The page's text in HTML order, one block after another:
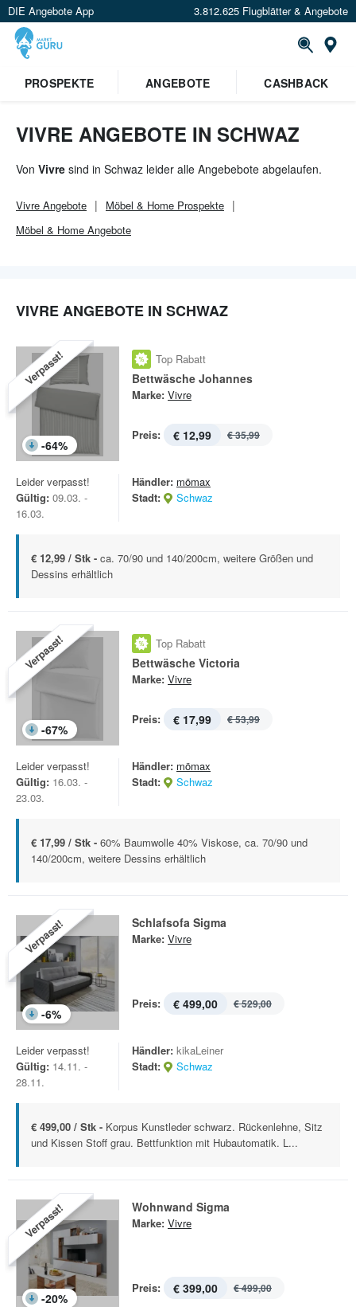
DIE Angebote App 3.812.625 Flugblätter & Angebote
PROSPEKTE
ANGEBOTE CASHBACK
VIVRE ANGEBOTE IN SCHWAZ
Von Vivre sind in Schwaz leider alle Angebebote abgelaufen.
Vivre Angebote Möbel & Home Prospekte
Möbel & Home Angebote
VIVRE ANGEBOTE IN SCHWAZ
Verpasst!
-64%
Top Rabatt
Bettwäsche Johannes
Marke: Vivre
Preis: € 12,99 € 35,99
Leider verpasst!
Gültig: 09.03. -
16.03.
Händler: mömax
Stadt:
Schwaz
€ 12,99 / Stk - ca. 70/90 und 140/200cm, weitere Größen und
Dessins erhältlich
Verpasst!
-67%
Top Rabatt
Bettwäsche Victoria
Marke: Vivre
Preis: € 17,99 € 53,99
Leider verpasst!
Gültig: 16.03. -
23.03.
Händler: mömax
Stadt:
Schwaz
€ 17,99 / Stk - 60% Baumwolle 40% Viskose, ca. 70/90 und
140/200cm, weitere Dessins erhältlich
Verpasst!
-6%
Schlafsofa Sigma
Marke: Vivre
Preis: € 499,00 € 529,00
Leider verpasst!
Gültig: 14.11. -
28.11.
Händler: kikaLeiner
Stadt:
Schwaz
€ 499,00 / Stk - Korpus Kunstleder schwarz. Rückenlehne, Sitz
und Kissen Stoff grau. Bettfunktion mit Hubautomatik. L...
Verpasst!
-20%
Wohnwand Sigma
Marke: Vivre
Preis: € 399,00 € 499,00